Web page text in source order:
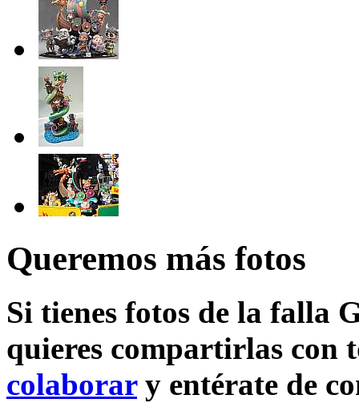
Queremos más fotos
Si tienes fotos de la falla
quieres compartirlas con
colaborary entérate de